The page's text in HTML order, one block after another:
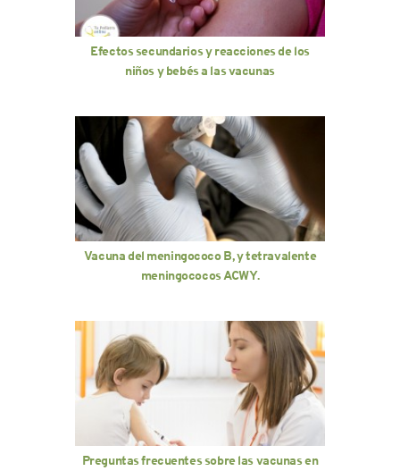
Efectos secundarios y reacciones de los
niños y bebés a las vacunas
Vacuna del meningococo B, y tetravalente
meningococos ACWY.
Preguntas frecuentes sobre las vacunas en